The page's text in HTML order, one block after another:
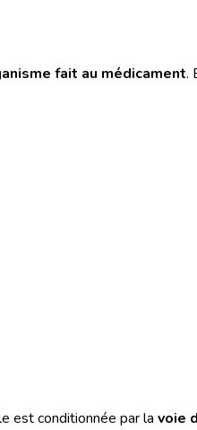
fait au médicament.
est conditionnée par la voie